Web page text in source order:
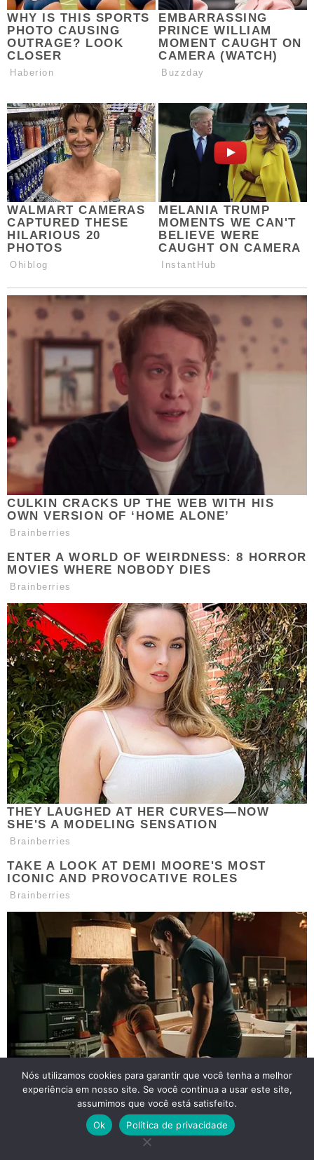
Nós utilizamos cookies para garantir que você tenha a melhor
experiência em nosso site. Se você continua a usar este site,
assumimos que você está satisfeito.
Ok
Política de privacidade